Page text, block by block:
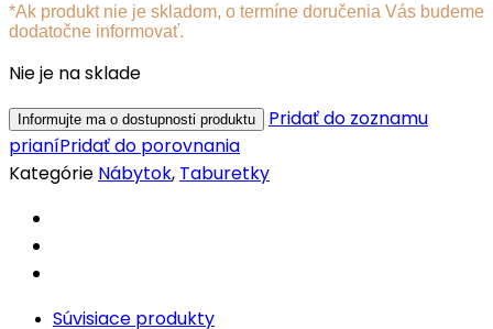
*Ak produkt nie je skladom, o termíne doručenia Vás budeme
dodatočne informovať.
Nie je na sklade
Pridať do zoznamu
prianíPridať do porovnania
Kategórie Nábytok, Taburetky
Súvisiace produkty